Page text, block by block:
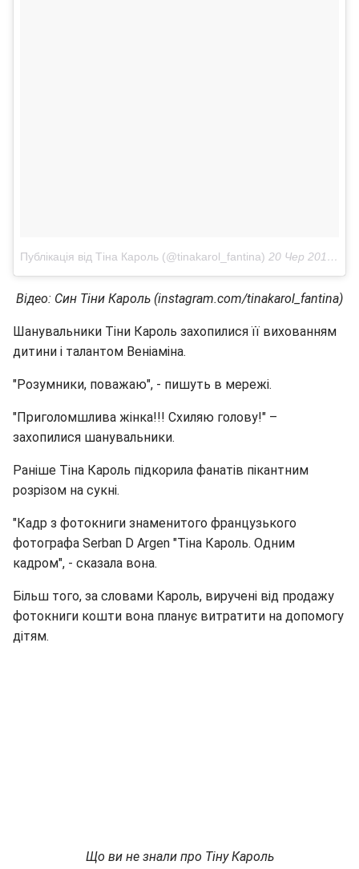
Публікація від Тіна Кароль (@tinakarol_fantina) 20 Чер 2018 в 3:06 PDT
Відео: Син Тіни Кароль (instagram.com/tinakarol_fantina)
Шанувальники Тіни Кароль захопилися її вихованням
дитини і талантом Веніаміна.
"Розумники, поважаю", - пишуть в мережі.
"Приголомшлива жінка!!! Схиляю голову!" –
захопилися шанувальники.
Раніше Тіна Кароль підкорила фанатів пікантним
розрізом на сукні.
"Кадр з фотокниги знаменитого французького
фотографа Serban D Argen "Тіна Кароль. Одним
кадром", - сказала вона.
Більш того, за словами Кароль, виручені від продажу
фотокниги кошти вона планує витратити на допомогу
дітям.
Що ви не знали про Тіну Кароль